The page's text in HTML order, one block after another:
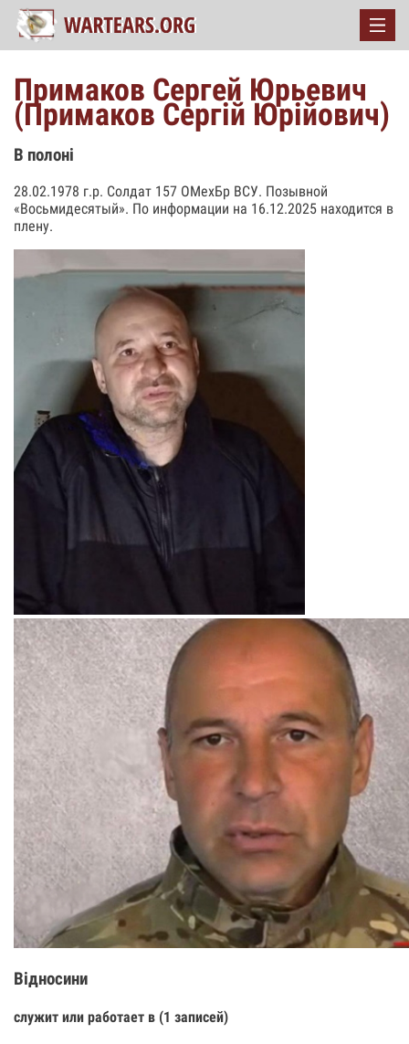
Примаков Сергей Юрьевич
(Примаков Сергій Юрійович)
В полоні
28.02.1978 г.р. Солдат 157 ОМехБр ВСУ. Позывной
«Восьмидесятый». По информации на 16.12.2025 находится в
плену.
Відносини
служит или работает в (1 записей)